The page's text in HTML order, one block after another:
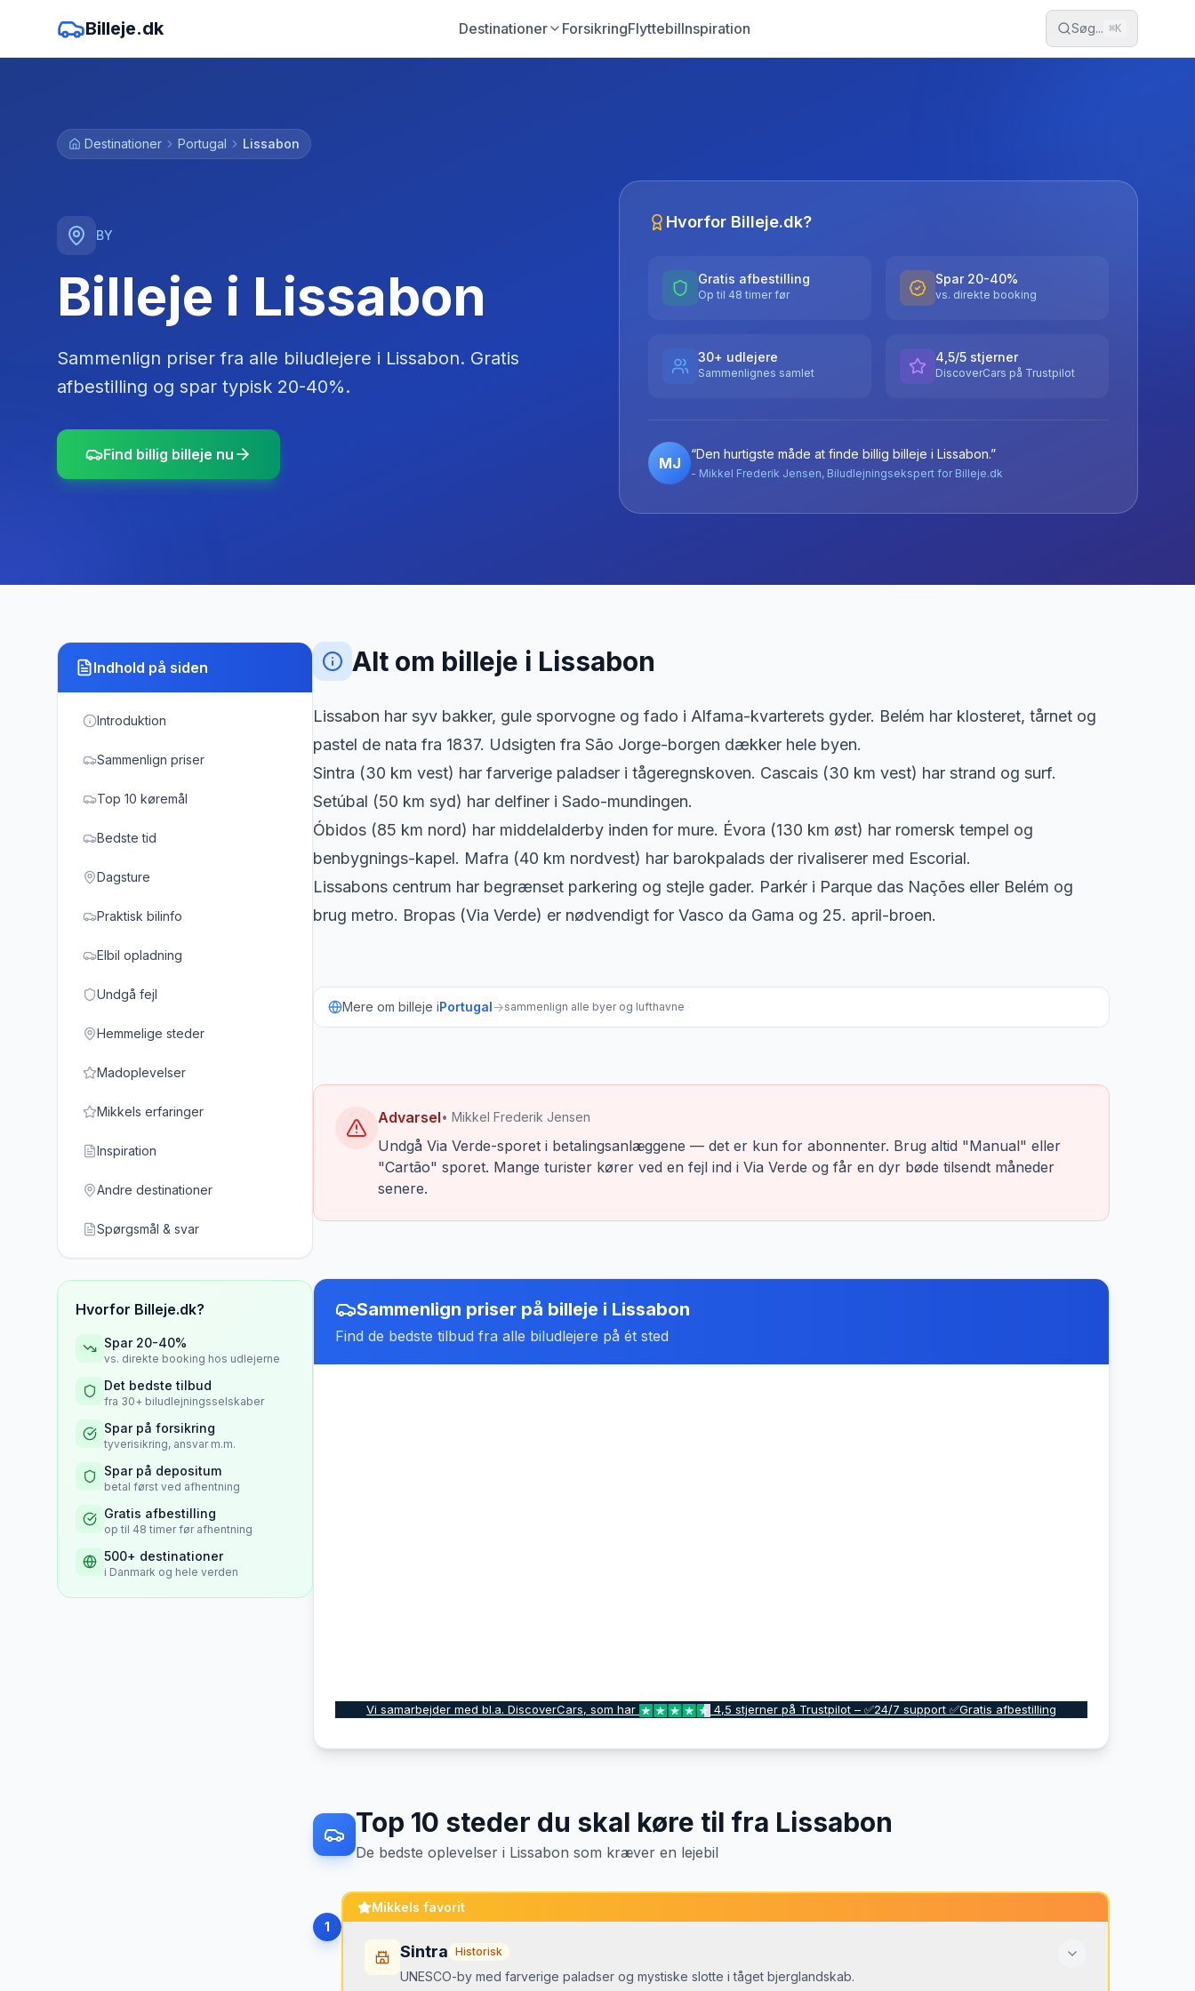
Billeje.dk Destinationer ForsikringFlyttebilInspiration Søg... ⌘K
Destinationer Portugal Lissabon
BY
Billeje i Lissabon
Sammenlign priser fra alle biludlejere i Lissabon. Gratis
afbestilling og spar typisk 20-40%.
Find billig billeje nu
Hvorfor Billeje.dk?
Gratis afbestilling
Op til 48 timer før
Spar 20-40%
vs. direkte booking
30+ udlejere
Sammenlignes samlet
4,5/5 stjerner
DiscoverCars på Trustpilot
MJ
“Den hurtigste måde at finde billig billeje i Lissabon.”
- Mikkel Frederik Jensen, Biludlejningsekspert for Billeje.dk
Indhold på siden
Introduktion
Sammenlign priser
Top 10 køremål
Bedste tid
Dagsture
Praktisk bilinfo
Elbil opladning
Undgå fejl
Hemmelige steder
Madoplevelser
Mikkels erfaringer
Inspiration
Andre destinationer
Spørgsmål & svar
Hvorfor Billeje.dk?
Spar 20-40%
vs. direkte booking hos udlejerne
Det bedste tilbud
fra 30+ biludlejningsselskaber
Spar på forsikring
tyverisikring, ansvar m.m.
Spar på depositum
betal først ved afhentning
Gratis afbestilling
op til 48 timer før afhentning
500+ destinationer
i Danmark og hele verden
Alt om billeje i Lissabon
Lissabon har syv bakker, gule sporvogne og fado i Alfama-kvarterets gyder. Belém har klosteret, tårnet og
pastel de nata fra 1837. Udsigten fra São Jorge-borgen dækker hele byen.
Sintra (30 km vest) har farverige paladser i tågeregnskoven. Cascais (30 km vest) har strand og surf.
Setúbal (50 km syd) har delfiner i Sado-mundingen.
Óbidos (85 km nord) har middelalderby inden for mure. Évora (130 km øst) har romersk tempel og
benbygnings-kapel. Mafra (40 km nordvest) har barokpalads der rivaliserer med Escorial.
Lissabons centrum har begrænset parkering og stejle gader. Parkér i Parque das Nações eller Belém og
brug metro. Bropas (Via Verde) er nødvendigt for Vasco da Gama og 25. april-broen.
Mere om billeje iPortugal→sammenlign alle byer og lufthavne
Advarsel• Mikkel Frederik Jensen
Undgå Via Verde-sporet i betalingsanlæggene — det er kun for abonnenter. Brug altid "Manual" eller
"Cartão" sporet. Mange turister kører ved en fejl ind i Via Verde og får en dyr bøde tilsendt måneder
senere.
Sammenlign priser på billeje i Lissabon
Find de bedste tilbud fra alle biludlejere på ét sted
Vi samarbejder med bl.a. DiscoverCars, som har 4,5 stjerner på Trustpilot – ✅24/7 support ✅Gratis afbestilling
Top 10 steder du skal køre til fra Lissabon
De bedste oplevelser i Lissabon som kræver en lejebil
1
Mikkels favorit
Sintra Historisk
UNESCO-by med farverige paladser og mystiske slotte i tåget bjerglandskab.